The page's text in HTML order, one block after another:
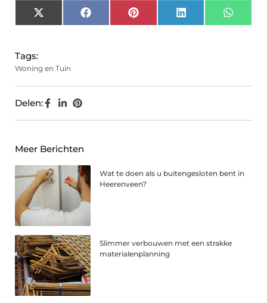
X
(Twitter)
FacebookPinterest LinkedIn
Tags:
Woning en Tuin
Delen:
Meer Berichten
Wat te doen als u buitengesloten bent in
Heerenveen?
Slimmer verbouwen met een strakke
materialenplanning